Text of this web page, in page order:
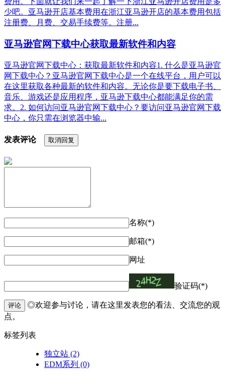
少吧。亚马逊开店基本费用在浙江亚马逊开店的基本费用包括
注册费、月费、交易手续费等。注册...
亚马逊官网下载中心获取最新软件和内容
亚马逊官网下载中心：获取最新软件和内容1. 什么是亚马逊官
网下载中心？亚马逊官网下载中心是一个在线平台，用户可以
在这里获取各种最新的软件和内容。无论你是要下载电子书、
音乐、游戏还是应用程序，亚马逊下载中心都能满足你的需
求。2. 如何访问亚马逊官网下载中心？要访问亚马逊官网下载
中心，你只需在浏览器中输...
发表评论 取消回复
名称(*)
邮箱(*)
网址
验证码(*)
评论
◎欢迎参与讨论，请在这里发表您的看法、交流您的观
点。
标签列表
独立站 (2)
EDM系列 (0)